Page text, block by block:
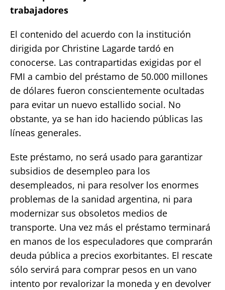
trabajadores
El contenido del acuerdo con la institución
dirigida por Christine Lagarde tardó en
conocerse. Las contrapartidas exigidas por el
FMI a cambio del préstamo de 50.000 millones
de dólares fueron conscientemente ocultadas
para evitar un nuevo estallido social. No
obstante, ya se han ido haciendo públicas las
líneas generales.
Este préstamo, no será usado para garantizar
subsidios de desempleo para los
desempleados, ni para resolver los enormes
problemas de la sanidad argentina, ni para
modernizar sus obsoletos medios de
transporte. Una vez más el préstamo terminará
en manos de los especuladores que comprarán
deuda pública a precios exorbitantes. El rescate
sólo servirá para comprar pesos en un vano
intento por revalorizar la moneda y en devolver